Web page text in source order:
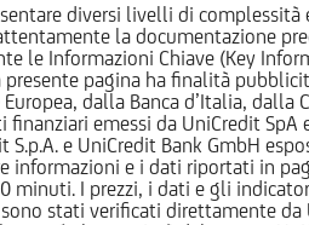
diversi livelli di complessità
la documentazione
le Informazioni Chiave (Key
pagina ha finalità
dalla Banca d’Italia, dalla
emessi da UniCredit SpA
e UniCredit Bank GmbH
informazioni e i dati riportati in
minuti. I prezzi, i dati e gli
stati verificati direttamente da